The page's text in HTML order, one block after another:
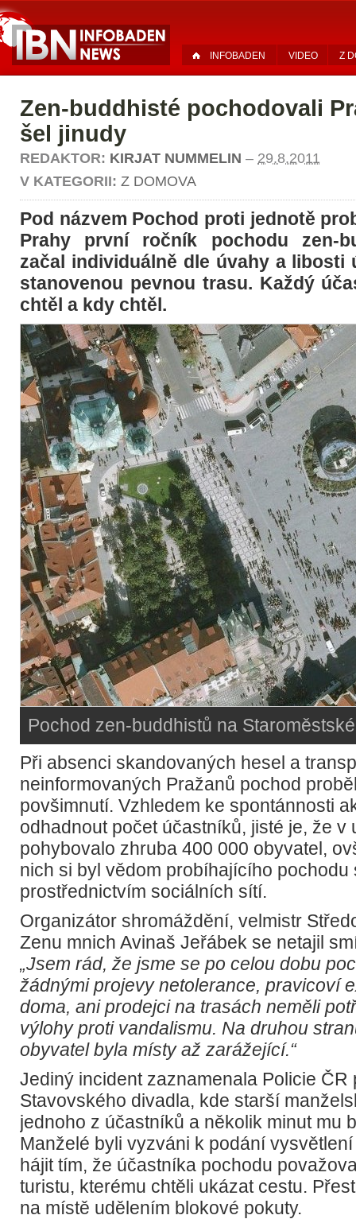
INFOBADEN VIDEO Z
Zen-buddhisté pochodovali
šel jinudy
REDAKTOR: KIRJAT NUMMELIN – 29.8.2011
V KATEGORII: Z DOMOVA
Pod názvem Pochod proti jednotě
Prahy první ročník pochodu zen-
začal individuálně dle úvahy a libosti
stanovenou pevnou trasu. Každý
chtěl a kdy chtěl.
Pochod zen-buddhistů na
Při absenci skandovaných hesel a
neinformovaných Pražanů pochod
povšimnutí. Vzhledem ke spontánnosti
odhadnout počet účastníků, jisté je, že v
pohybovalo zhruba 400 000 obyvatel,
nich si byl vědom probíhajícího pochodu
prostřednictvím sociálních sítí.
Organizátor shromáždění, velmistr
Zenu mnich Avinaš Jeřábek se netajil
„Jsem rád, že jsme se po celou dobu
žádnými projevy netolerance, pravicoví
doma, ani prodejci na trasách neměli
výlohy proti vandalismu. Na druhou
obyvatel byla místy až zarážející.“
Jediný incident zaznamenala Policie ČR
Stavovského divadla, kde starší
jednoho z účastníků a několik minut mu
Manželé byli vyzváni k podání
hájit tím, že účastníka pochodu
turistu, kterému chtěli ukázat cestu.
na místě udělením blokové pokuty.